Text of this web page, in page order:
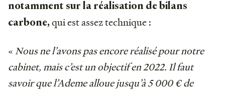
notamment sur la réalisation de bilans
carbone,qui est assez technique :
«Nous ne l’avons pas encore réalisé pour notre
cabinet, mais c’est un objectif en 2022. Il faut
savoir que l’Ademe alloue jusqu’à 5 000 € de